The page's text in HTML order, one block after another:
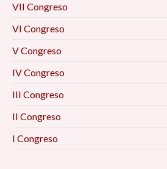
VII Congreso
VI Congreso
V Congreso
IV Congreso
III Congreso
II Congreso
I Congreso